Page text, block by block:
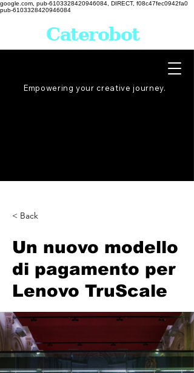
google.com, pub-6103328420946084, DIRECT, f08c47fec0942fa0
pub-6103328420946084
Empowering your creative journey.
Caterobot
< Back
Un nuovo modello
di pagamento per
Lenovo TruScale